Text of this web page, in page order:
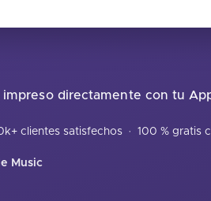
impreso directamente con tu
clientes satisfechos · 100 % gratis
Music